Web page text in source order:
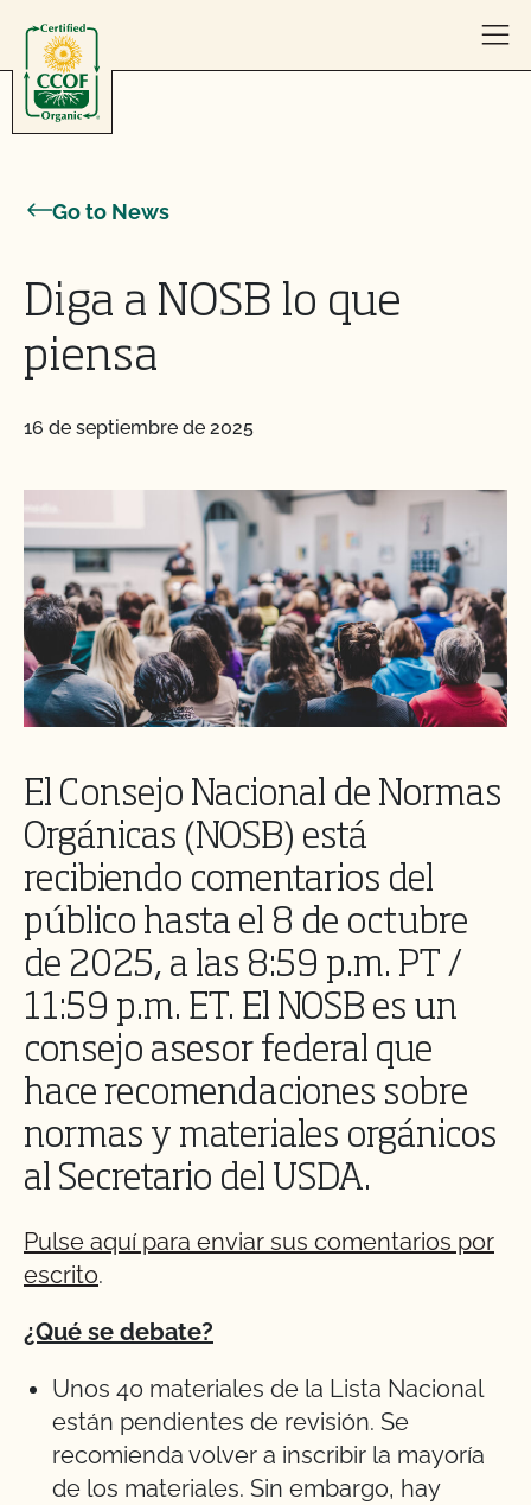
Go to News
Diga a NOSB lo que
piensa
16 de septiembre de 2025
El Consejo Nacional de Normas
Orgánicas (NOSB) está
recibiendo comentarios del
público hasta el 8 de octubre
de 2025, a las 8:59 p.m. PT /
11:59 p.m. ET. El NOSB es un
consejo asesor federal que
hace recomendaciones sobre
normas y materiales orgánicos
al Secretario del USDA.
Pulse aquí para enviar sus comentarios por
escrito.
¿Qué se debate?
Unos 40 materiales de la Lista Nacional
están pendientes de revisión. Se
recomienda volver a inscribir la mayoría
de los materiales. Sin embargo, hay